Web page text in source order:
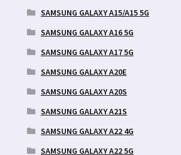
SAMSUNG GALAXY A15/A15 5G
SAMSUNG GALAXY A16 5G
SAMSUNG GALAXY A17 5G
SAMSUNG GALAXY A20E
SAMSUNG GALAXY A20S
SAMSUNG GALAXY A21S
SAMSUNG GALAXY A22 4G
SAMSUNG GALAXY A22 5G